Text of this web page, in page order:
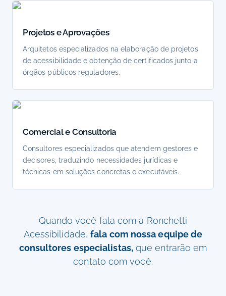
Projetos e Aprovações
Arquitetos especializados na elaboração de projetos
de acessibilidade e obtenção de certificados junto a
órgãos públicos reguladores.
Comercial e Consultoria
Consultores especializados que atendem gestores e
decisores, traduzindo necessidades jurídicas e
técnicas em soluções concretas e executáveis.
Quando você fala com a Ronchetti
Acessibilidade,fala com nossa equipe de
consultores especialistas,que entrarão em
contato com você.